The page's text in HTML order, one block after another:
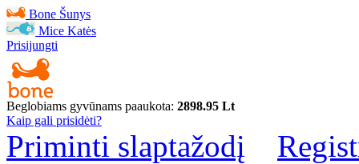
Bone Šunys
Mice Katės
Prisijungti
Beglobiams gyvūnams paaukota: 2898.95 Lt
Kaip gali prisidėti?
Priminti slaptažodį